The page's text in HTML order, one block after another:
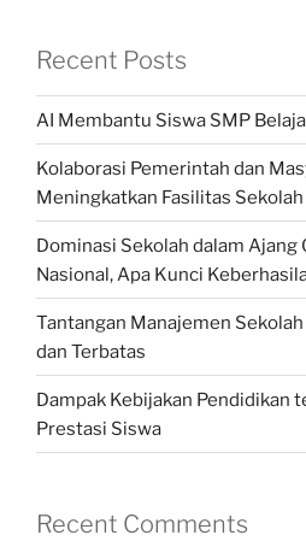
Recent Posts
AI Membantu Siswa SMP
Kolaborasi Pemerintah dan
Meningkatkan Fasilitas Sekolah
Dominasi Sekolah dalam Ajang
Nasional, Apa Kunci
Tantangan Manajemen
dan Terbatas
Dampak Kebijakan Pendidikan
Prestasi Siswa
Recent Comments